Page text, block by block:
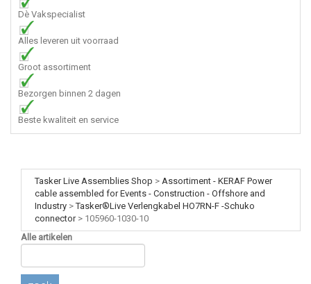
Dè Vakspecialist
Alles leveren uit voorraad
Groot assortiment
Bezorgen binnen 2 dagen
Beste kwaliteit en service
Tasker Live Assemblies Shop > Assortiment - KERAF Power
cable assembled for Events - Construction - Offshore and
Industry >Tasker®Live Verlengkabel HO7RN-F -Schuko
connector> 105960-1030-10
Alle artikelen